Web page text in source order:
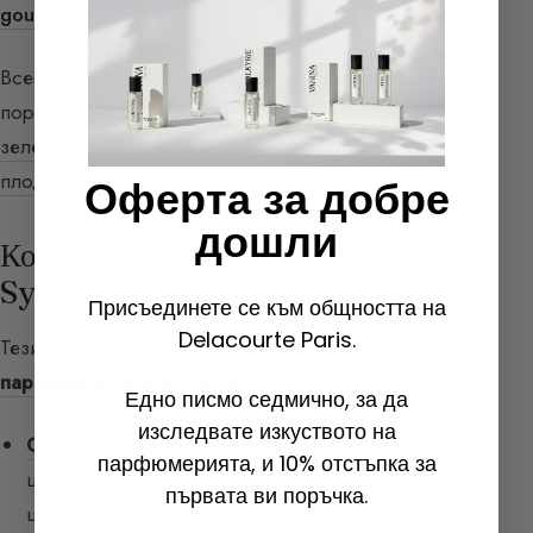
gourmand мускусни и белите цветя.
Всеки ароматен продукт, екстрахиран от горчивия
портокал, може да притежавафасети— свежи,
зелени
ароматни, бели цветни,цитрусови,
плодови
, медени,
Колекцията Портокалов Цвят на
Sylvaine Delacourte
Тези фасети са подчертани и разработени в
парфюмите Delacourte Paris
Osiris
: крал и бог на Древен Египет, предава
цялата пълнота на един великолепен портокалов
цвят, изправен срещу сусам.
Оферта за добре
дошли
Присъединете се към общността на
Delacourte Paris.
Едно писмо седмично, за да
изследвате изкуството на
парфюмерията, и 10% отстъпка за
първата ви поръчка.